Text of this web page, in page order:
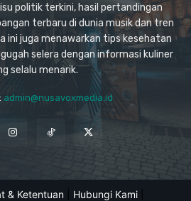
politik terkini, hasil pertandingan
terbaru di dunia musik dan tren
ini juga menawarkan tips kesehatan
selera dengan informasi kuliner
selalu menarik.
admin@nusavoxmedia.id
& Ketentuan Hubungi Kami